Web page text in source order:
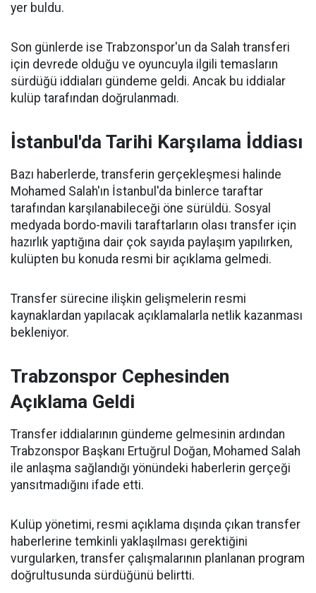
yer buldu.
Son günlerde ise Trabzonspor'un da Salah transferi
için devrede olduğu ve oyuncuyla ilgili temasların
sürdüğü iddiaları gündeme geldi. Ancak bu iddialar
kulüp tarafından doğrulanmadı.
İstanbul'da Tarihi Karşılama İddiası
Bazı haberlerde, transferin gerçekleşmesi halinde
Mohamed Salah'ın İstanbul'da binlerce taraftar
tarafından karşılanabileceği öne sürüldü. Sosyal
medyada bordo-mavili taraftarların olası transfer için
hazırlık yaptığına dair çok sayıda paylaşım yapılırken,
kulüpten bu konuda resmi bir açıklama gelmedi.
Transfer sürecine ilişkin gelişmelerin resmi
kaynaklardan yapılacak açıklamalarla netlik kazanması
bekleniyor.
Trabzonspor Cephesinden
Açıklama Geldi
Transfer iddialarının gündeme gelmesinin ardından
Trabzonspor Başkanı Ertuğrul Doğan, Mohamed Salah
ile anlaşma sağlandığı yönündeki haberlerin gerçeği
yansıtmadığını ifade etti.
Kulüp yönetimi, resmi açıklama dışında çıkan transfer
haberlerine temkinli yaklaşılması gerektiğini
vurgularken, transfer çalışmalarının planlanan program
doğrultusunda sürdüğünü belirtti.